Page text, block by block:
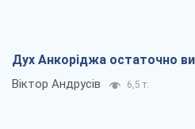
Дух Анкоріджа остаточно
Віктор Андрусів 6,5 т.